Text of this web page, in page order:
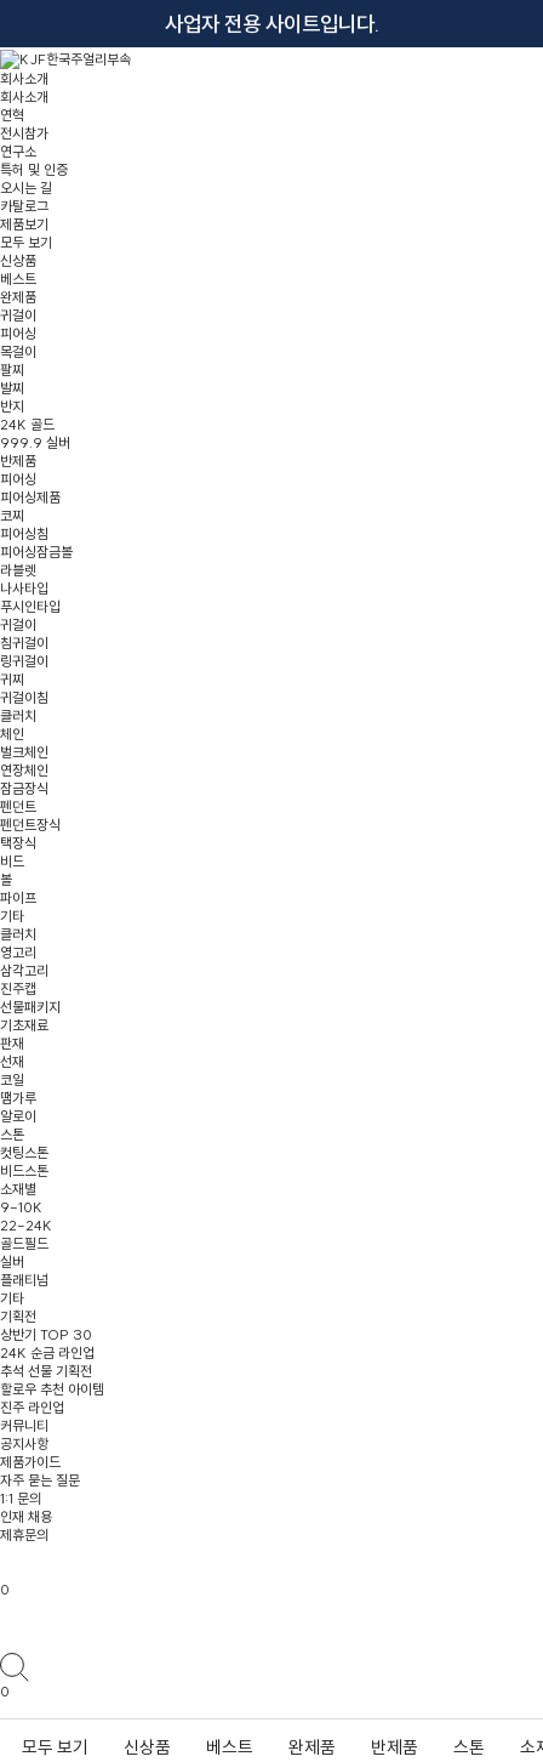
사업자 전용 사이트입니다.
회사소개
회사소개
연혁
전시참가
연구소
특허 및 인증
오시는 길
카탈로그
제품보기
모두 보기
신상품
베스트
완제품
귀걸이
피어싱
목걸이
팔찌
발찌
반지
24K 골드
999.9 실버
반제품
피어싱
피어싱제품
코찌
피어싱침
피어싱잠금볼
라블렛
나사타입
푸시인타입
귀걸이
침귀걸이
링귀걸이
귀찌
귀걸이침
클러치
체인
벌크체인
연장체인
잠금장식
펜던트
펜던트장식
택장식
비드
볼
파이프
기타
클러치
영고리
삼각고리
진주캡
선물패키지
기초재료
판재
선재
코일
땜가루
알로이
스톤
컷팅스톤
비드스톤
소재별
9-10K
22-24K
골드필드
실버
플래티넘
기타
기획전
상반기 TOP 30
24K 순금 라인업
추석 선물 기획전
할로우 추천 아이템
진주 라인업
커뮤니티
공지사항
제품가이드
자주 묻는 질문
1:1 문의
인재 채용
제휴문의
0
0
모두 보기 신상품 베스트 완제품 반제품 스톤 소